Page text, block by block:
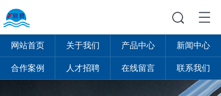
网站首页 关于我们 产品中心 新闻中心
合作案例 人才招聘 在线留言 联系我们